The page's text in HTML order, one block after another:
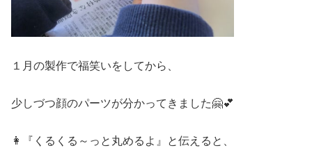
１月の製作で福笑いをしてから、
少しづつ顔のパーツが分かってきました🤗💕
👩『くるくる～っと丸めるよ』と伝えると、